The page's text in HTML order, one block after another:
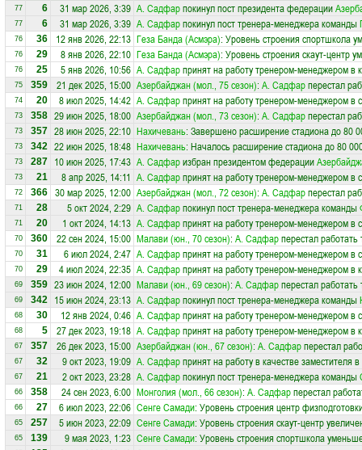
77 6 31 мар 2026, 3:39 А. Садфарпокинул пост президента федерации
77 6 31 мар 2026, 3:39 А. Садфарпокинул пост тренера-менеджера команды
76 36 12 янв 2026, 22:13 Геза Банда (Асмэра): Уровень строения спортшкола
76 29 8 янв 2026, 22:10 Геза Банда (Асмэра): Уровень строения скаут-центр
76 25 5 янв 2026, 10:56 А. Садфарпринят на работу тренером-менеджером в
75 359 21 дек 2025, 15:00 Азербайджан (мол., 75 сезон): А. Садфарперестал
74 20 8 июл 2025, 14:42 А. Садфарпринят на работу тренером-менеджером в
73 358 29 июн 2025, 18:00 Азербайджан (мол., 73 сезон): А. Садфарперестал
73 357 28 июн 2025, 22:10 Нахичевань: Завершено расширение стадиона до 80
73 342 22 июн 2025, 18:48 Нахичевань: Началось расширение стадиона до 80
73 287 10 июн 2025, 17:43 А. Садфаризбран президентом федерации
73 21 8 апр 2025, 14:11 А. Садфарпринят на работу тренером-менеджером в
72 366 30 мар 2025, 12:00 Азербайджан (мол., 72 сезон): А. Садфарперестал
71 28 5 окт 2024, 2:29 А. Садфарпокинул пост тренера-менеджера команды
71 20 1 окт 2024, 14:13 А. Садфарпринят на работу тренером-менеджером в
70 360 22 сен 2024, 15:00 Малави (юн., 70 сезон): А. Садфарперестал
70 31 6 июл 2024, 2:47 А. Садфарпринят на работу тренером-менеджером в
70 29 4 июл 2024, 22:35 А. Садфарпринят на работу тренером-менеджером в
69 359 23 июн 2024, 12:00 Малави (юн., 69 сезон): А. Садфарперестал
69 342 15 июн 2024, 23:13 А. Садфарпокинул пост тренера-менеджера команды
68 30 12 янв 2024, 0:46 А. Садфарпринят на работу тренером-менеджером в
68 5 27 дек 2023, 19:18 А. Садфарпринят на работу тренером-менеджером в
67 357 26 дек 2023, 15:00 Азербайджан (юн., 67 сезон): А. Садфарперестал
67 32 9 окт 2023, 19:09 А. Садфарпринят на работу в качестве заместителя
67 21 2 окт 2023, 23:28 А. Садфарпокинул пост тренера-менеджера команды
66 358 24 сен 2023, 6:00 Монголия (мол., 66 сезон): А. Садфарперестал
66 27 6 июл 2023, 22:06 Сенге Самади: Уровень строения центр
65 257 5 июн 2023, 22:09 Сенге Самади: Уровень строения скаут-центр
65 139 9 мая 2023, 1:23 Сенге Самади: Уровень строения спортшкола